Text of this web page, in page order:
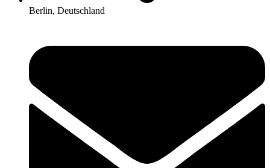
Berlin, Deutschland